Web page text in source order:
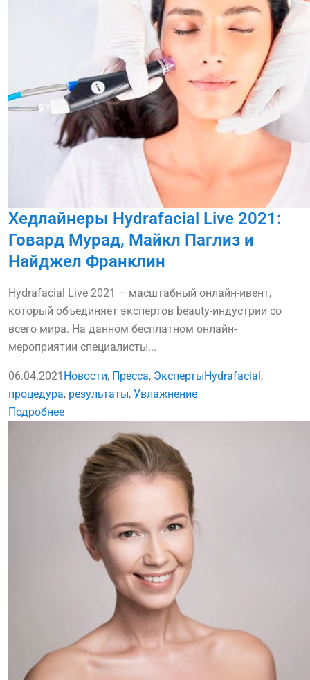
Хедлайнеры Hydrafacial Live 2021:
Говард Мурад, Майкл Паглиз и
Найджел Франклин
Hydrafacial Live 2021 – масштабный онлайн-ивент,
который объединяет экспертов beauty-индустрии со
всего мира. На данном бесплатном онлайн-
мероприятии специалисты...
06.04.2021 Новости, Пресса, ЭкспертыHydrafacial ,
процедура, результаты, Увлажнение
Подробнее